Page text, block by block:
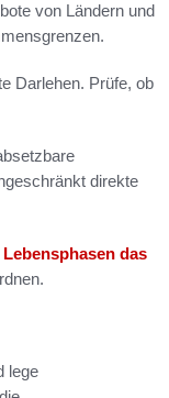
von Ländern und
Darlehen. Prüfe, ob
direkte
das
lege